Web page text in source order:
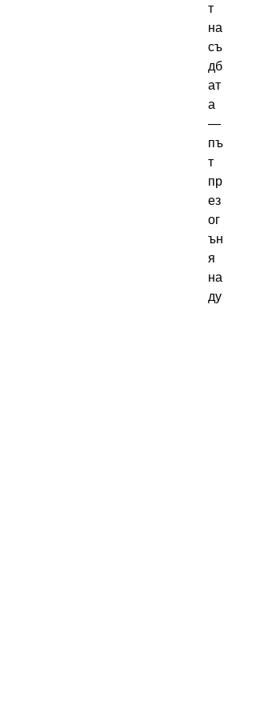
т
на
съ
дб
ат
а
—
пъ
т
пр
ез
ог
ън
я
на
ду